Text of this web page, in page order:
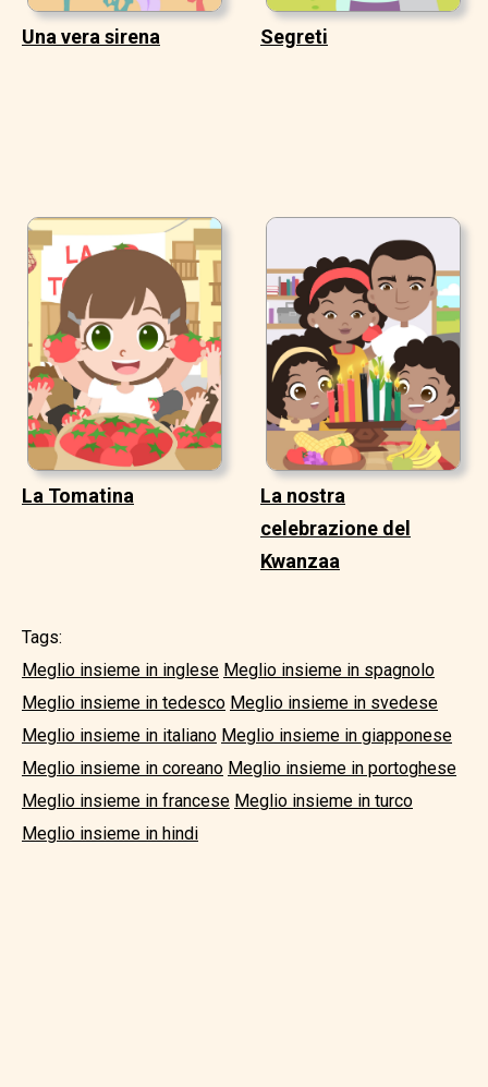
Una vera sirena Segreti
La Tomatina
La nostra
celebrazione del
Kwanzaa
Tags:
Meglio insieme in inglese Meglio insieme in spagnolo
Meglio insieme in tedesco Meglio insieme in svedese
Meglio insieme in italiano Meglio insieme in giapponese
Meglio insieme in coreano Meglio insieme in portoghese
Meglio insieme in francese Meglio insieme in turco
Meglio insieme in hindi